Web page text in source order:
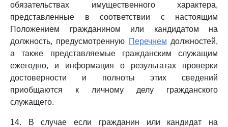
обязательствах имущественного характера,
представленные в соответствии с настоящим
Положением гражданином или кандидатом на
должность, предусмотренную Перечнем должностей,
а также представляемые гражданским служащим
ежегодно, и информация о результатах проверки
достоверности и полноты этих сведений
приобщаются к личному делу гражданского
служащего.
14. В случае если гражданин или кандидат на